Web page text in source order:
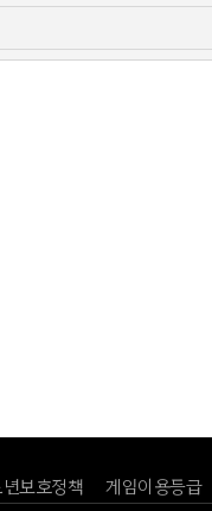
보호정책 게임이용등급